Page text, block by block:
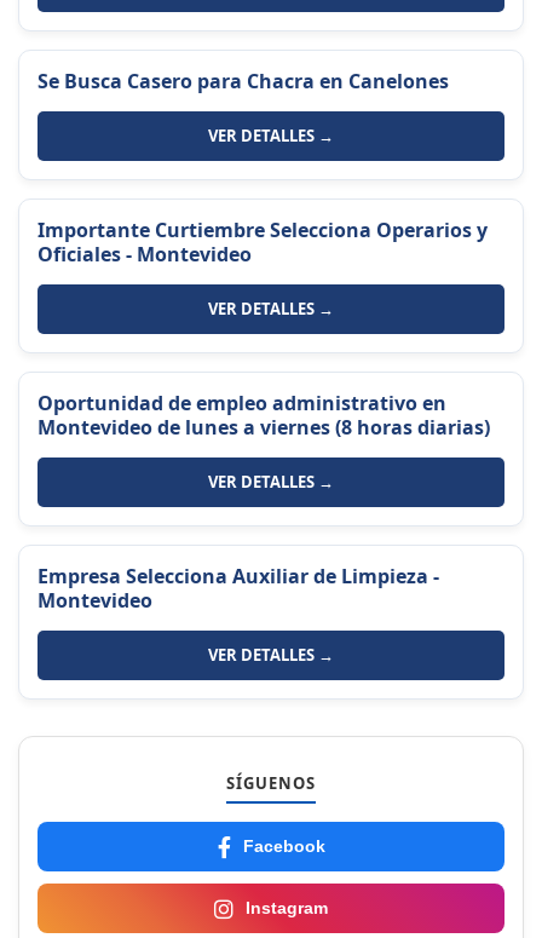
Se Busca Casero para Chacra en Canelones
VER DETALLES →
Importante Curtiembre Selecciona Operarios y
Oficiales - Montevideo
VER DETALLES →
Oportunidad de empleo administrativo en
Montevideo de lunes a viernes (8 horas diarias)
VER DETALLES →
Empresa Selecciona Auxiliar de Limpieza -
Montevideo
VER DETALLES →
SÍGUENOS
Facebook
Instagram